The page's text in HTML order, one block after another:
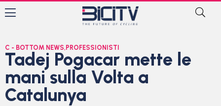
C - BOTTOM NEWS, PROFESSIONISTI
Tadej Pogacar mette le
mani sulla Volta a
Catalunya